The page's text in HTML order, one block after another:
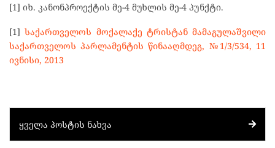
[1] იხ. კანონპროექტის მე-4 მუხლის მე-4 პუნქტი.
[1]საქართველოს მოქალაქე ტრისტან მამაგულაშვილი
საქართველოს პარლამენტის წინააღმდეგ, №1/3/534, 11
ივნისი, 2013
ᲧᲕᲔᲚᲐ ᲞᲝᲡᲢᲘᲡ ᲜᲐᲮᲕᲐ